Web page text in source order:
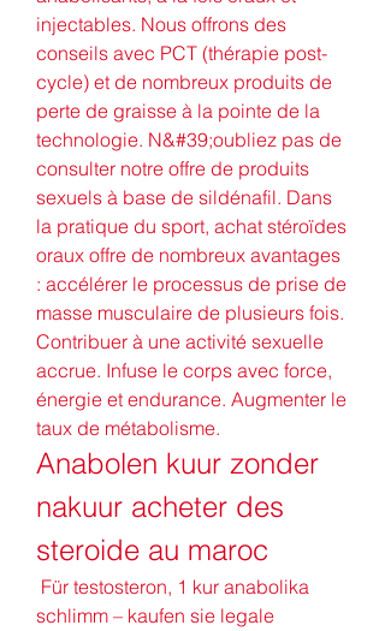
injectables. Nous offrons des
conseils avec PCT (thérapie post-
cycle) et de nombreux produits de
perte de graisse à la pointe de la
technologie. N&#39;oubliez pas de
consulter notre offre de produits
sexuels à base de sildénafil. Dans
la pratique du sport, achat stéroïdes
oraux offre de nombreux avantages
: accélérer le processus de prise de
masse musculaire de plusieurs fois.
Contribuer à une activité sexuelle
accrue. Infuse le corps avec force,
énergie et endurance. Augmenter le
taux de métabolisme.
Anabolen kuur zonder
nakuur acheter des
steroide au maroc
schlimm – kaufen sie legale